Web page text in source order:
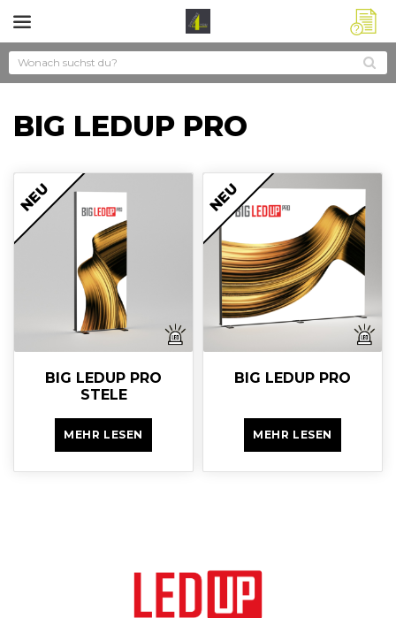
?
BIG LEDUP PRO
NEU
BIG LEDUP PRO
STELE
MEHR LESEN
NEU
BIG LEDUP PRO
MEHR LESEN